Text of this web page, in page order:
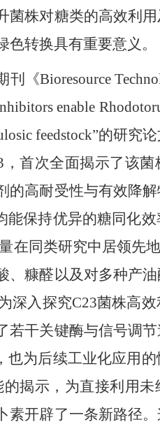
菌株对糖类的高效利
转换具有重要意义。
Bioresource
enable
feedstock”的研究
首次全面揭示了该
的高耐受性与有效降
能保持优异的糖同化
在同类研究中居领先
、糠醛以及对多种产
深入探究C23菌株高
若干关键酶与信号调
为后续工业化应用
揭示，为直接利用
素开辟了一条新路径